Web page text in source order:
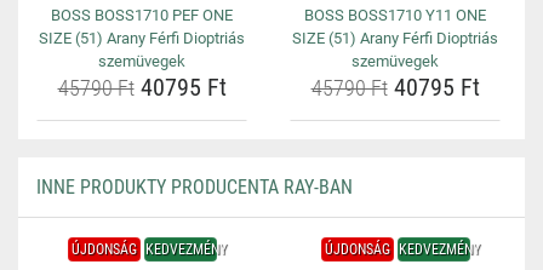
BOSS BOSS1710 PEF ONE
SIZE (51) Arany Férfi Dioptriás
szemüvegek
45790 Ft40795 Ft
BOSS BOSS1710 Y11 ONE
SIZE (51) Arany Férfi Dioptriás
szemüvegek
45790 Ft40795 Ft
INNE PRODUKTY PRODUCENTA RAY-BAN
ÚJDONSÁG KEDVEZMÉNY ÚJDONSÁG KEDVEZMÉNY